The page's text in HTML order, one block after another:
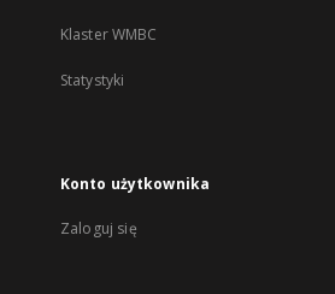
Klaster WMBC
Statystyki
Konto użytkownika
Zaloguj się